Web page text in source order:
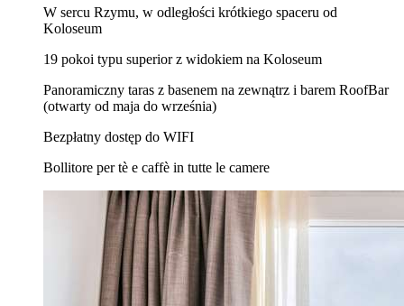
W sercu Rzymu, w odległości krótkiego spaceru od
Koloseum
19 pokoi typu superior z widokiem na Koloseum
Panoramiczny taras z basenem na zewnątrz i barem RoofBar
(otwarty od maja do września)
Bezpłatny dostęp do WIFI
Bollitore per tè e caffè in tutte le camere